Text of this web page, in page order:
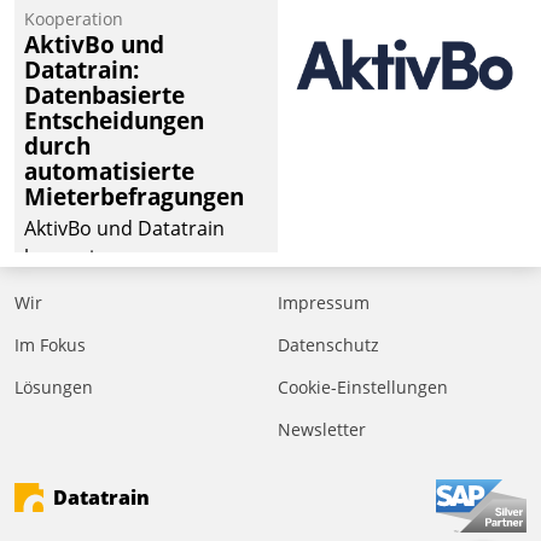
operativen
Instandhaltung in die
SAP-Systemlandschaft
deutscher
Wohnungsunternehmen
– und beschleunigt damit
den Weg vom
Mieteranliegen zum
Dienstleisterauftrag.
Kooperation
AktivBo und
Datatrain:
Datenbasierte
Entscheidungen
durch
automatisierte
Mieterbefragungen
AktivBo und Datatrain
kooperieren –
profitieren: Die nahtlose
Integration der Lösungen
Datatrain ermöglicht
Mieterbefragungen – eine
starke Grundlage für
Wir
Im Fokus
Lösungen
Impressum
Datenschutz
Cookie-Einstellungen
Newsletter
Datatrain